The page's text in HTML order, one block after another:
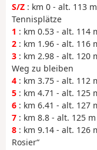
S/Z : km 0 - alt. 113
Tennisplätze
1 : km 0.53 - alt. 114
2 : km 1.96 - alt. 116
3 : km 2.98 - alt. 120
Weg zu bleiben
4 : km 3.75 - alt. 112
5 : km 4.71 - alt. 125
6 : km 6.41 - alt. 127
7 : km 8.8 - alt. 125
8 : km 9.14 - alt. 126
Rosier“